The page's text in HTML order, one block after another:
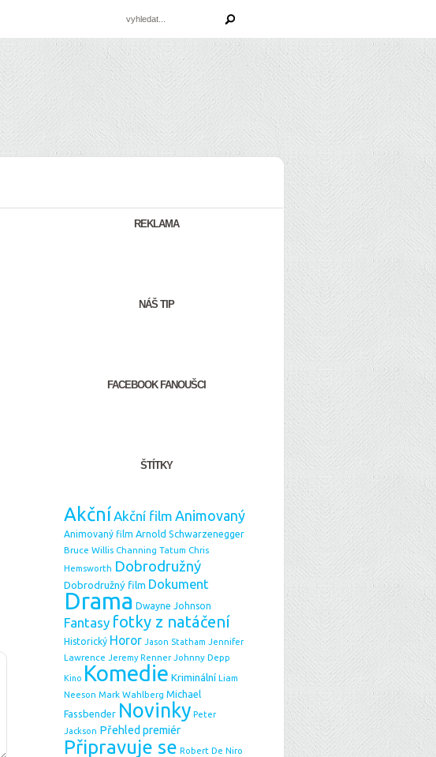
REKLAMA
NÁŠ TIP
FACEBOOK FANOUŠCI
ŠTÍTKY
AkčníAkční film Animovaný
Animovaný film Arnold Schwarzenegger
Bruce Willis Channing Tatum Chris
Hemsworth Dobrodružný
Dobrodružný film Dokument
Drama Dwayne Johnson
Fantasy fotky z natáčení
Historický Horor Jason Statham Jennifer
Lawrence Jeremy Renner Johnny Depp
Kino Komedie Kriminální Liam
Neeson Mark Wahlberg Michael
Fassbender Novinky Peter
Jackson Přehled premiér
Připravuje se Robert De Niro